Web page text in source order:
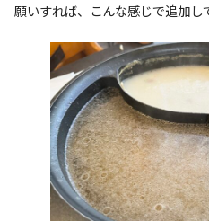
願いすれば、こんな感じで追加し